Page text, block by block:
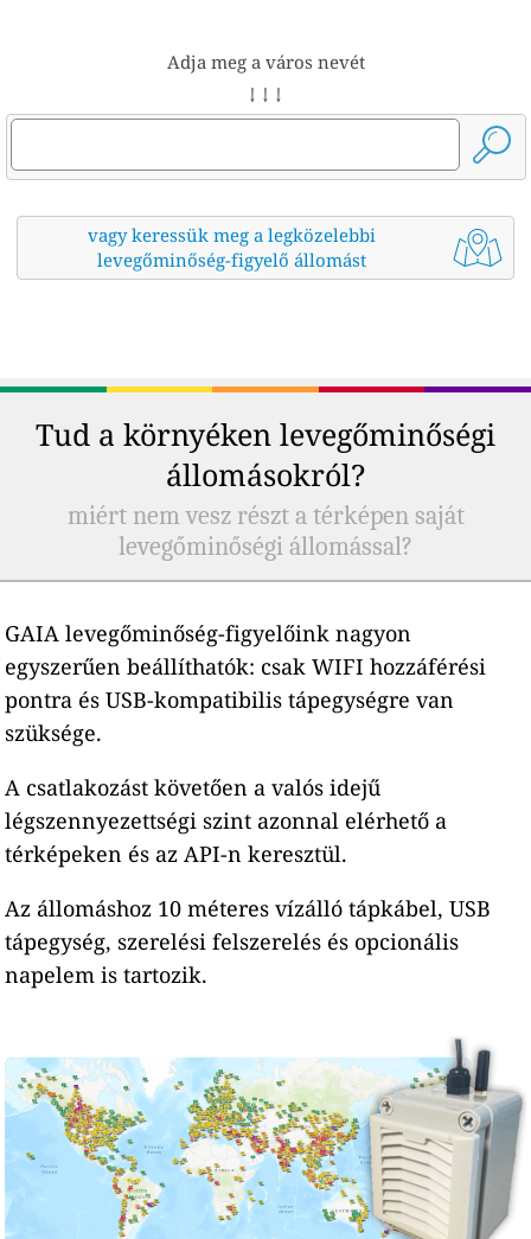
Adja meg a város nevét
↓ ↓ ↓
vagy keressük meg a legközelebbi
levegőminőség-figyelő állomást
Tud a környéken levegőminőségi
állomásokról?
miért nem vesz részt a térképen saját
levegőminőségi állomással?
GAIA levegőminőség-figyelőink nagyon
egyszerűen beállíthatók: csak WIFI hozzáférési
pontra és USB-kompatibilis tápegységre van
szüksége.
A csatlakozást követően a valós idejű
légszennyezettségi szint azonnal elérhető a
térképeken és az API-n keresztül.
Az állomáshoz 10 méteres vízálló tápkábel, USB
tápegység, szerelési felszerelés és opcionális
napelem is tartozik.